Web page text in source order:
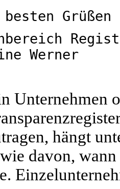
Grüßen
Werner
Unternehmen
hängt
davon,